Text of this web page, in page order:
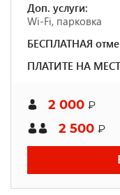
Доп. услуги:
Wi-Fi, парковка
БЕСПЛАТНАЯ
ПЛАТИТЕ НА
2 000 ₽
2 500 ₽